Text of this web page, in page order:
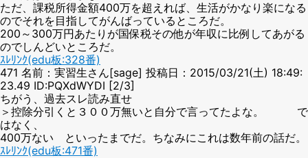
ただ、課税所得金額400万を超えれば、生活がかなり楽になる
のでそれを目指してがんばっているところだ。
200～300万円あたりが国保税その他が年収に比例してあがる
のでしんどいところだ。
ｽﾚﾘﾝｸ(edu板:328番)
471 名前：実習生さん[sage] 投稿日：2015/03/21(土) 18:49:
23.49 ID:PQXdWYDI [2/3]
ちがう、過去スレ読み直せ
＞控除分引くと３００万無いと自分で言ってたよな。 で
はなく、
400万ない といったまでだ。ちなみにこれは数年前の話だ。
ｽﾚﾘﾝｸ(edu板:471番)